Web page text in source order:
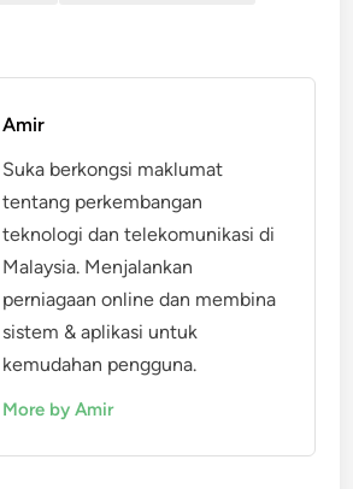
Amir
Suka berkongsi maklumat
tentang perkembangan
teknologi dan telekomunikasi di
Malaysia. Menjalankan
perniagaan online dan membina
sistem & aplikasi untuk
kemudahan pengguna.
More by Amir